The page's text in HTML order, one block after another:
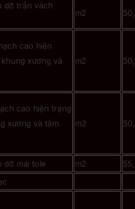
dỡ trần vách
m2
cao hiện
xương và
m2
cao hiện trạng
xương và tấm
m2
dỡ mái tole m2